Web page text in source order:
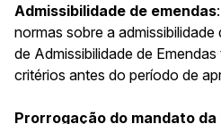
Admissibilidade de emendas
normas sobre a
de Admissibilidade de
critérios antes do período de
Prorrogação do mandato da